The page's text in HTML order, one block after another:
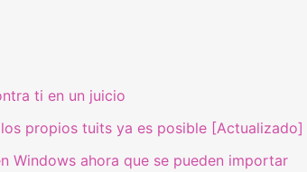
ti en un juicio
propios tuits ya es posible [Actualizado]
Windows ahora que se pueden importar